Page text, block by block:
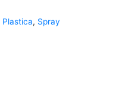
Plastica, Spray